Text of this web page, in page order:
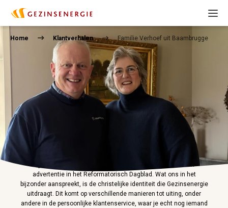
Home Klantverhalen Familie Verhoef uit Baambrugge
Terug naar overzicht
09-02-2026
"Wij zijn al acht jaar tevreden klant van Gezinsenergie. Destijds
zijn wij met Gezinsenergie in aanraking gekomen via een
advertentie in het Reformatorisch Dagblad. Wat ons in het
bijzonder aanspreekt, is de christelijke identiteit die Gezinsenergie
uitdraagt. Dit komt op verschillende manieren tot uiting, onder
andere in de persoonlijke klantenservice, waar je echt nog iemand